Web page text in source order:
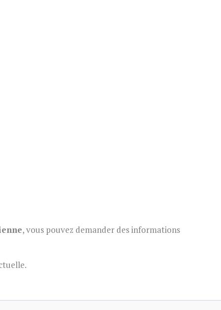
, vous pouvez demander des informations